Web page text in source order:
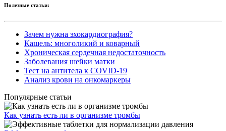
Полезные статьи:
Зачем нужна эхокардиография?
Кашель: многоликий и коварный
Хроническая сердечная недостаточность
Заболевания шейки матки
Тест на антитела к COVID-19
Анализ крови на онкомаркеры
Популярные статьи
Как узнать есть ли в организме тромбы